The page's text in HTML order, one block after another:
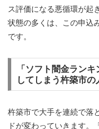
ス評価になる悪循環が起
状態の多くは、この申込
です。
「ソフト闇金ラン
してしまう杵築市の
杵築市で大手を連続で落
ドが変わっていきます。